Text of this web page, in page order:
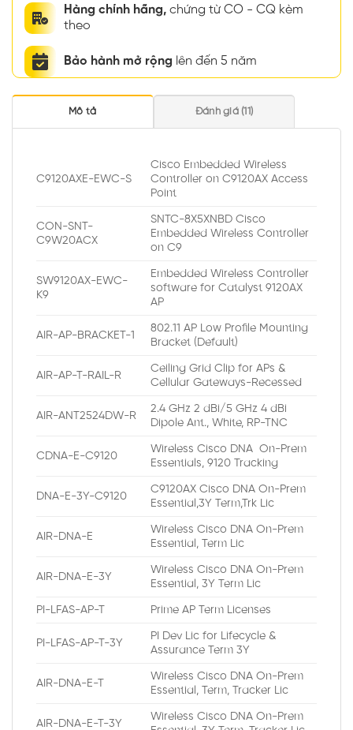
Hàng chính hãng, chứng từ CO - CQ kèm
theo
Bảo hành mở rộng lên đến 5 năm
Mô tả Đánh giá (11)
C9120AXE-EWC-S
Cisco Embedded Wireless
Controller on C9120AX Access
Point
CON-SNT-
C9W20ACX
SNTC-8X5XNBD Cisco
Embedded Wireless Controller
on C9
SW9120AX-EWC-
K9
Embedded Wireless Controller
software for Catalyst 9120AX
AP
AIR-AP-BRACKET-1
802.11 AP Low Profile Mounting
Bracket (Default)
AIR-AP-T-RAIL-R
Ceiling Grid Clip for APs &
Cellular Gateways-Recessed
AIR-ANT2524DW-R
2.4 GHz 2 dBi/5 GHz 4 dBi
Dipole Ant., White, RP-TNC
CDNA-E-C9120
Wireless Cisco DNA On-Prem
Essentials, 9120 Tracking
DNA-E-3Y-C9120
C9120AX Cisco DNA On-Prem
Essential,3Y Term,Trk Lic
AIR-DNA-E
Wireless Cisco DNA On-Prem
Essential, Term Lic
AIR-DNA-E-3Y
Wireless Cisco DNA On-Prem
Essential, 3Y Term Lic
PI-LFAS-AP-T Prime AP Term Licenses
PI-LFAS-AP-T-3Y
PI Dev Lic for Lifecycle &
Assurance Term 3Y
AIR-DNA-E-T
Wireless Cisco DNA On-Prem
Essential, Term, Tracker Lic
AIR-DNA-E-T-3Y
Wireless Cisco DNA On-Prem